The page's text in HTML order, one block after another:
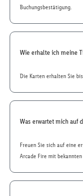
Buchungsbestätigung.
Wie erhalte ich meine
Die Karten erhalten Sie
Was erwartet mich auf
Freuen Sie sich auf eine
Arcade Fire mit bekannten